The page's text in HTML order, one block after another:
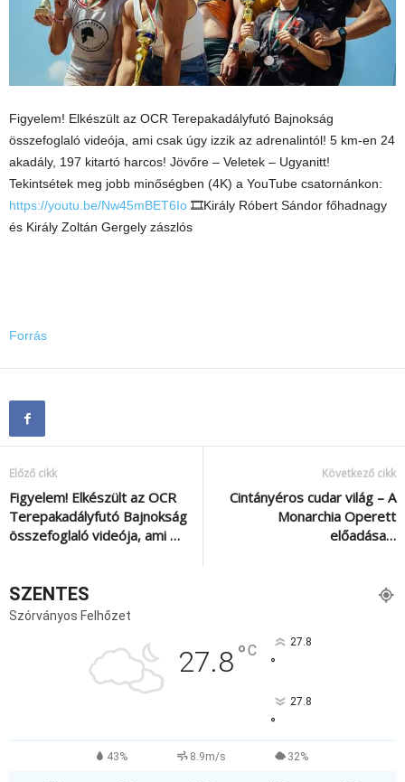
Figyelem! Elkészült az OCR Terepakadályfutó Bajnokság
összefoglaló videója, ami csak úgy izzik az adrenalintól! 5 km-en 24
akadály, 197 kitartó harcos! Jövőre – Veletek – Ugyanitt!
Tekintsétek meg jobb minőségben (4K) a YouTube csatornánkon:
https://youtu.be/Nw45mBET6Io 🎞Király Róbert Sándor főhadnagy
és Király Zoltán Gergely zászlós
Forrás
Előző cikk
Figyelem! Elkészült az OCR
Terepakadályfutó Bajnokság
összefoglaló videója, ami …
Következő cikk
Cintányéros cudar világ – A
Monarchia Operett
előadása…
SZENTES
Szórványos Felhőzet
27.8°C 27.8
°
27.8
°
43% 8.9m/s 32%